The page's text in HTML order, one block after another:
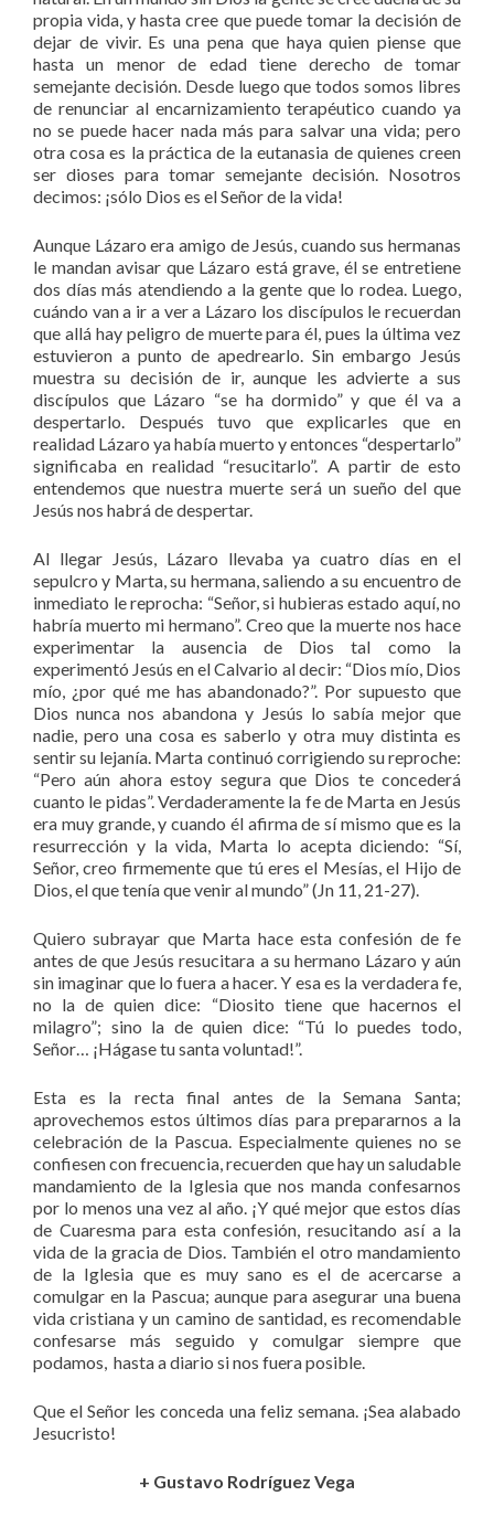
propia vida, y hasta cree que puede tomar la decisión de
dejar de vivir. Es una pena que haya quien piense que
hasta un menor de edad tiene derecho de tomar
semejante decisión. Desde luego que todos somos libres
de renunciar al encarnizamiento terapéutico cuando ya
no se puede hacer nada más para salvar una vida; pero
otra cosa es la práctica de la eutanasia de quienes creen
ser dioses para tomar semejante decisión. Nosotros
decimos: ¡sólo Dios es el Señor de la vida!
Aunque Lázaro era amigo de Jesús, cuando sus hermanas
le mandan avisar que Lázaro está grave, él se entretiene
dos días más atendiendo a la gente que lo rodea. Luego,
cuándo van a ir a ver a Lázaro los discípulos le recuerdan
que allá hay peligro de muerte para él, pues la última vez
estuvieron a punto de apedrearlo. Sin embargo Jesús
muestra su decisión de ir, aunque les advierte a sus
discípulos que Lázaro “se ha dormido” y que él va a
despertarlo. Después tuvo que explicarles que en
realidad Lázaro ya había muerto y entonces “despertarlo”
significaba en realidad “resucitarlo”. A partir de esto
entendemos que nuestra muerte será un sueño del que
Jesús nos habrá de despertar.
Al llegar Jesús, Lázaro llevaba ya cuatro días en el
sepulcro y Marta, su hermana, saliendo a su encuentro de
inmediato le reprocha: “Señor, si hubieras estado aquí, no
habría muerto mi hermano”. Creo que la muerte nos hace
experimentar la ausencia de Dios tal como la
experimentó Jesús en el Calvario al decir: “Dios mío, Dios
mío, ¿por qué me has abandonado?”. Por supuesto que
Dios nunca nos abandona y Jesús lo sabía mejor que
nadie, pero una cosa es saberlo y otra muy distinta es
sentir su lejanía. Marta continuó corrigiendo su reproche:
“Pero aún ahora estoy segura que Dios te concederá
cuanto le pidas”. Verdaderamente la fe de Marta en Jesús
era muy grande, y cuando él afirma de sí mismo que es la
resurrección y la vida, Marta lo acepta diciendo: “Sí,
Señor, creo firmemente que tú eres el Mesías, el Hijo de
Dios, el que tenía que venir al mundo” (Jn 11, 21-27).
Quiero subrayar que Marta hace esta confesión de fe
antes de que Jesús resucitara a su hermano Lázaro y aún
sin imaginar que lo fuera a hacer. Y esa es la verdadera fe,
no la de quien dice: “Diosito tiene que hacernos el
milagro”; sino la de quien dice: “Tú lo puedes todo,
Señor… ¡Hágase tu santa voluntad!”.
Esta es la recta final antes de la Semana Santa;
aprovechemos estos últimos días para prepararnos a la
celebración de la Pascua. Especialmente quienes no se
confiesen con frecuencia, recuerden que hay un saludable
mandamiento de la Iglesia que nos manda confesarnos
por lo menos una vez al año. ¡Y qué mejor que estos días
de Cuaresma para esta confesión, resucitando así a la
vida de la gracia de Dios. También el otro mandamiento
de la Iglesia que es muy sano es el de acercarse a
comulgar en la Pascua; aunque para asegurar una buena
vida cristiana y un camino de santidad, es recomendable
confesarse más seguido y comulgar siempre que
podamos, hasta a diario si nos fuera posible.
Que el Señor les conceda una feliz semana. ¡Sea alabado
Jesucristo!
+ Gustavo Rodríguez Vega